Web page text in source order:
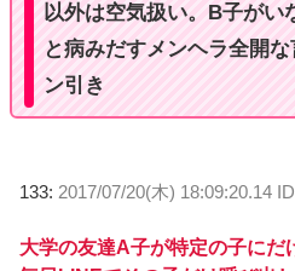
以外は空気扱い。B子がい
と病みだすメンヘラ全開
ン引き
133: 2017/07/20(木) 18:09:20.14
大学の友達A子が特定の子にだ